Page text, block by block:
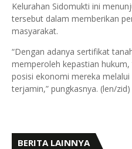
Kelurahan Sidomukti ini
tersebut dalam memberikan
masyarakat.
“Dengan adanya sertifikat
memperoleh kepastian
posisi ekonomi mereka
terjamin,” pungkasnya. (len/zid)
BERITA LAINNYA